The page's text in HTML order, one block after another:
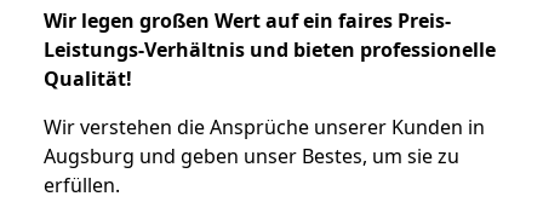
Wir legen großen Wert auf ein faires Preis-
Leistungs-Verhältnis und bieten professionelle
Qualität!
Wir verstehen die Ansprüche unserer Kunden in
Augsburg und geben unser Bestes, um sie zu
erfüllen.